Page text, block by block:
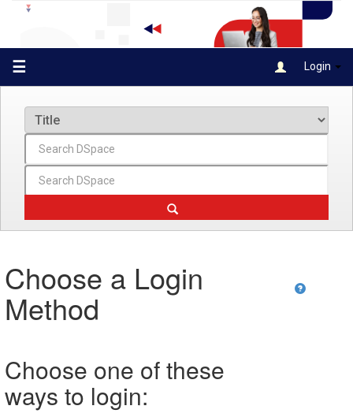
☰ Login
Choose a Login
Method
Choose one of these
ways to login: